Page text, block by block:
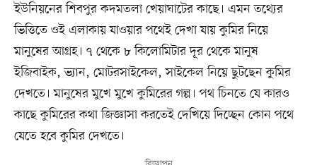
ইউনিয়নের শিবপুর কদমতলা খেয়াঘাটের কাছে। এমন তথ্যের
ভিত্তিতে ওই এলাকায় যাওয়ার পথেই দেখা যায় কুমির নিয়ে
মানুষের আগ্রহ। ৭ থেকে ৮ কিলোমিটার দূর থেকে মানুষ
ইজিবাইক, ভ্যান, মোটরসাইকেল, সাইকেল নিয়ে ছুটছেন কুমির
দেখতে। মানুষের মুখে মুখে কুমিরের গল্প। পথ চিনতে যে কারও
কাছে কুমিরের কথা জিজ্ঞাসা করতেই দেখিয়ে দিচ্ছেন কোন পথে
যেতে হবে কুমির দেখতে।